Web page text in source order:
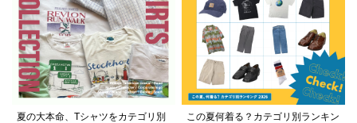
夏の大本命、Tシャツをカテゴリ別
この夏何着る？カテゴリ別ランキン